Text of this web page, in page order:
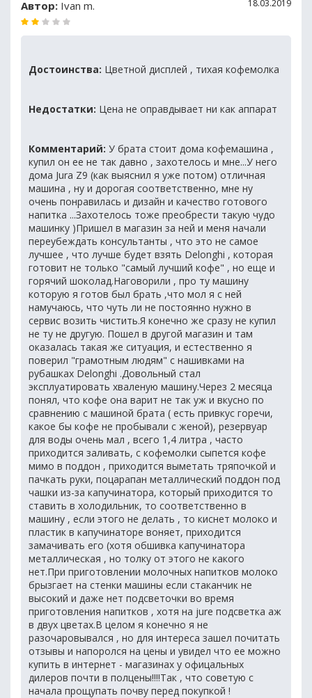
Автор: Ivan m. 18.03.2019
Достоинства: Цветной дисплей , тихая кофемолка
Недостатки: Цена не оправдывает ни как аппарат
Комментарий: У брата стоит дома кофемашина ,
купил он ее не так давно , захотелось и мне...У него
дома Jura Z9 (как выяснил я уже потом) отличная
машина , ну и дорогая соответственно, мне ну
очень понравилась и дизайн и качество готового
напитка ...Захотелось тоже преобрести такую чудо
машинку )Пришел в магазин за ней и меня начали
переубеждать консультанты , что это не самое
лучшее , что лучше будет взять Delonghi , которая
готовит не только "самый лучший кофе" , но еще и
горячий шоколад.Наговорили , про ту машину
которую я готов был брать ,что мол я с ней
намучаюсь, что чуть ли не постоянно нужно в
сервис возить чистить.Я конечно же сразу не купил
не ту не другую. Пошел в другой магазин и там
оказалась такая же ситуация, и естественно я
поверил "грамотным людям" с нашивками на
рубашках Delonghi .Довольный стал
эксплуатировать хваленую машину.Через 2 месяца
понял, что кофе она варит не так уж и вкусно по
сравнению с машиной брата ( есть привкус горечи,
какое бы кофе не пробывали с женой), резервуар
для воды очень мал , всего 1,4 литра , часто
приходится заливать, с кофемолки сыпется кофе
мимо в поддон , приходится выметать тряпочкой и
пачкать руки, поцарапан металлический поддон под
чашки из-за капучинатора, который приходится то
ставить в холодильник, то соответственно в
машину , если этого не делать , то киснет молоко и
пластик в капучинаторе воняет, приходится
замачивать его (хотя обшивка капучинатора
металлическая , но толку от этого не какого
нет.При приготовлении молочных напитков молоко
брызгает на стенки машины если стаканчик не
высокий и даже нет подсветочки во время
приготовления напитков , хотя на jure подсветка аж
в двух цветах.В целом я конечно я не
разочаровывался , но для интереса зашел почитать
отзывы и напоролся на цены и увидел что ее можно
купить в интернет - магазинах у офицальных
дилеров почти в полцены!!!!Так , что советую с
начала прощупать почву перед покупкой !